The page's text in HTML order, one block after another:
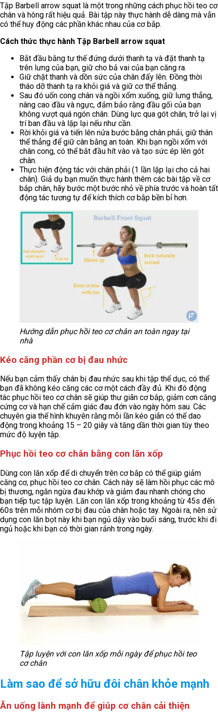
Tập Barbell arrow squat là một trong những cách phục hồi teo cơ
chân và hông rất hiệu quả. Bài tập này thực hành dễ dàng mà vẫn
có thể huy động các phần khác nhau của cơ bắp.
Cách thức thực hành Tập Barbell arrow squat
Bắt đầu bằng tư thế đứng dưới thanh tạ và đặt thanh tạ
trên lưng của bạn, giữ cho bả vai của bạn căng ra.
Giữ chặt thanh và dồn sức của chân đẩy lên. Đồng thời
tháo dỡ thanh tạ ra khỏi giá và giữ cơ thể thẳng.
Sau đó uốn cong chân và ngồi xổm xuống, giữ lưng thẳng,
nâng cao đầu và ngực, đảm bảo rằng đầu gối của bạn
không vượt quá ngón chân. Dùng lực qua gót chân, trở lại vị
trí ban đầu và lặp lại nếu như cần.
Rời khỏi giá và tiến lên nửa bước bằng chân phải, giữ thân
thể thẳng để giữ cân bằng an toàn. Khi bạn ngồi xổm với
chân cong, có thể bắt đầu hít vào và tạo sức ép lên gót
chân.
Thực hiện động tác với chân phải (1 lần lặp lại cho cả hai
chân). Giả dụ bạn muốn thực hành thêm các bài tập về cơ
bắp chân, hãy bước một bước nhỏ về phía trước và hoàn tất
động tác tương tự để kích thích cơ bắp bền bỉ hơn.
Hướng dẫn phục hồi teo cơ chân an toàn ngay tại
nhà
Kéo căng phần cơ bị đau nhức
Nếu bạn cảm thấy chân bị đau nhức sau khi tập thể dục, có thể
bạn đã không kéo căng các cơ một cách đầy đủ. Khi đó động
tác phục hồi teo cơ chân sẽ giúp thư giãn cơ bắp, giảm cơn căng
cứng cơ và hạn chế cảm giác đau đớn vào ngày hôm sau. Các
chuyên gia thể hình khuyên rằng mỗi lần kéo giãn có thể dao
động trong khoảng 15 – 20 giây và tăng dần thời gian tùy theo
mức độ luyện tập.
Phục hồi teo cơ chân bằng con lăn xốp
Dùng con lăn xốp để di chuyển trên cơ bắp có thể giúp giảm
căng cơ, phục hồi teo cơ chân. Cách này sẽ làm hồi phục các mô
bị thương, ngăn ngừa đau khớp và giảm đau nhanh chóng cho
bạn tiếp tục tập luyện. Lăn con lăn xốp trong khoảng từ 45s đến
60s trên mỗi nhóm cơ bị đau của chân hoặc tay. Ngoài ra, nên sử
dụng con lăn bọt này khi bạn ngủ dậy vào buổi sáng, trước khi đi
ngủ hoặc khi bạn có thời gian rảnh trong ngày.
Tập luyện với con lăn xốp mỗi ngày để phục hồi teo
cơ chân
Làm sao để sở hữu đôi chân khỏe mạnh
Ăn uống lành mạnh để giúp cơ chân cải thiện